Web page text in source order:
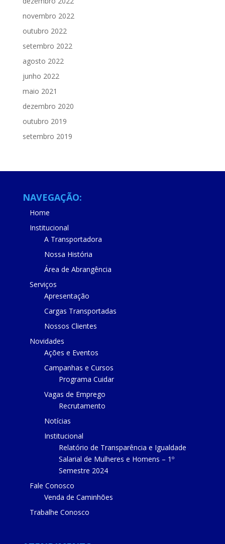
novembro 2022
outubro 2022
setembro 2022
agosto 2022
junho 2022
maio 2021
dezembro 2020
outubro 2019
setembro 2019
NAVEGAÇÃO:
Home
Institucional
A Transportadora
Nossa História
Área de Abrangência
Serviços
Apresentação
Cargas Transportadas
Nossos Clientes
Novidades
Ações e Eventos
Campanhas e Cursos
Programa Cuidar
Vagas de Emprego
Recrutamento
Notícias
Institucional
Relatório de Transparência e Igualdade
Salarial de Mulheres e Homens – 1º
Semestre 2024
Fale Conosco
Venda de Caminhões
Trabalhe Conosco